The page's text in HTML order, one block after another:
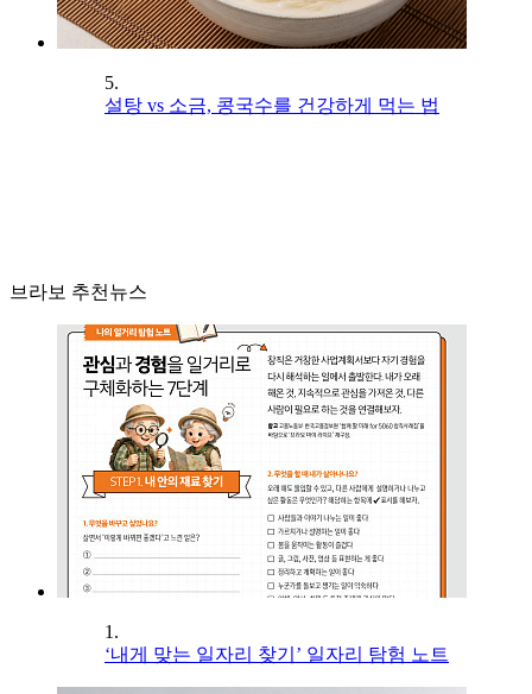
5.
설탕 vs 소금, 콩국수를 건강하게 먹는 법
브라보 추천뉴스
1.
‘내게 맞는 일자리 찾기’ 일자리 탐험 노트